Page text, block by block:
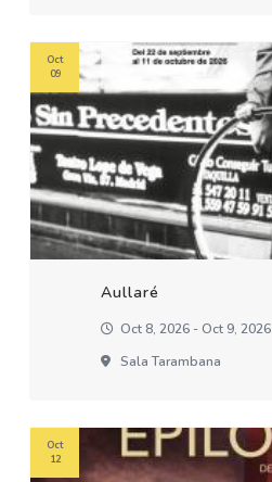
Aullaré
Oct 8, 2026 - Oct 9, 2026
Sala Tarambana
Oct
09
Oct
12